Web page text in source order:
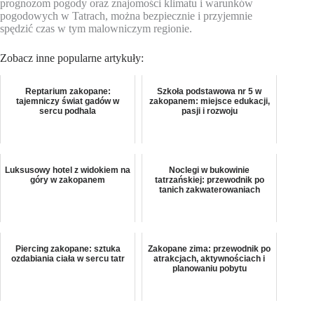
prognozom pogody oraz znajomości klimatu i warunków
pogodowych w Tatrach, można bezpiecznie i przyjemnie
spędzić czas w tym malowniczym regionie.
Zobacz inne popularne artykuły:
Reptarium zakopane:
tajemniczy świat gadów w
sercu podhala
Szkoła podstawowa nr 5 w
zakopanem: miejsce edukacji,
pasji i rozwoju
Luksusowy hotel z widokiem na
góry w zakopanem
Noclegi w bukowinie
tatrzańskiej: przewodnik po
tanich zakwaterowaniach
Piercing zakopane: sztuka
ozdabiania ciała w sercu tatr
Zakopane zima: przewodnik po
atrakcjach, aktywnościach i
planowaniu pobytu